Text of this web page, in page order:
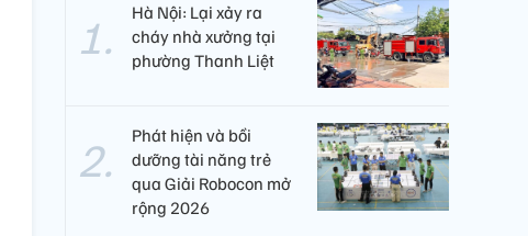
Hà Nội: Lại xảy ra
cháy nhà xưởng tại
phường Thanh Liệt
Phát hiện và bồi
dưỡng tài năng trẻ
qua Giải Robocon mở
rộng 2026